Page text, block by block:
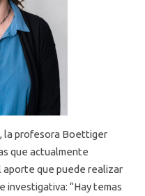
la profesora Boettiger
que actualmente
aporte que puede realizar
investigativa: “Hay temas